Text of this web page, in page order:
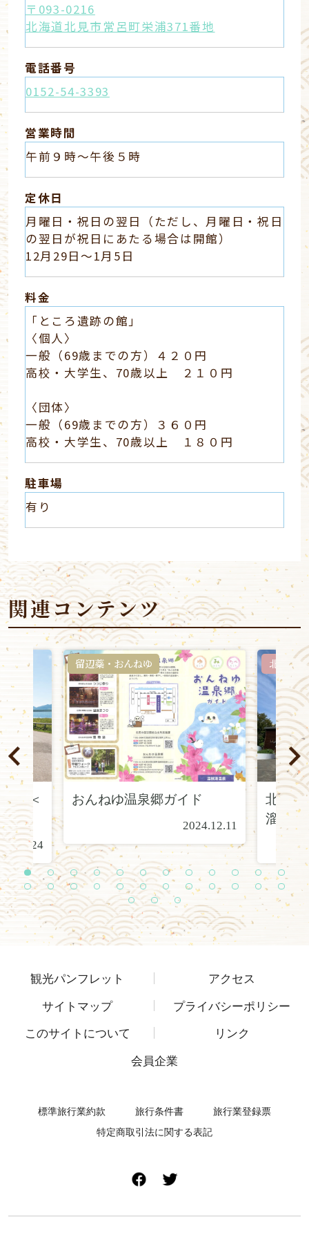
〒093-0216
北海道北見市常呂町栄浦371番地
電話番号
0152-54-3393
営業時間
午前９時～午後５時
定休日
月曜日・祝日の翌日（ただし、月曜日・祝日
の翌日が祝日にあたる場合は開館）
12月29日～1月5日
料金
「ところ遺跡の館」
〈個人〉
一般（69歳までの方）４２０円
高校・大学生、70歳以上 ２１０円
〈団体〉
一般（69歳までの方）３６０円
高校・大学生、70歳以上 １８０円
駐車場
有り
関連コンテンツ
園 ＜
留辺蘂・おんねゆ
おんねゆ温泉郷ガイド
2024.12.11
北見
北見ハ
溜館
1 2 3 4 5 6 7 8 9
1
0
1
1
1
2
1
3
1
4
1
5
1
6
1
7
1
8
1
9
2
0
2
2
2
3
2
4
2
5
2
6
2
7
観光パンフレット
アクセス
サイトマップ
プライバシーポリシー
このサイトについて
リンク
会員企業
標準旅行業約款 旅行条件書
旅行業登録票
特定商取引法に関する表記